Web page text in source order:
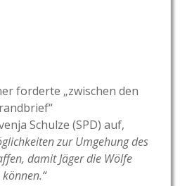
forderte „zwischen den
Schulze (SPD) auf,
zur Umgehung des
damit Jäger die Wölfe